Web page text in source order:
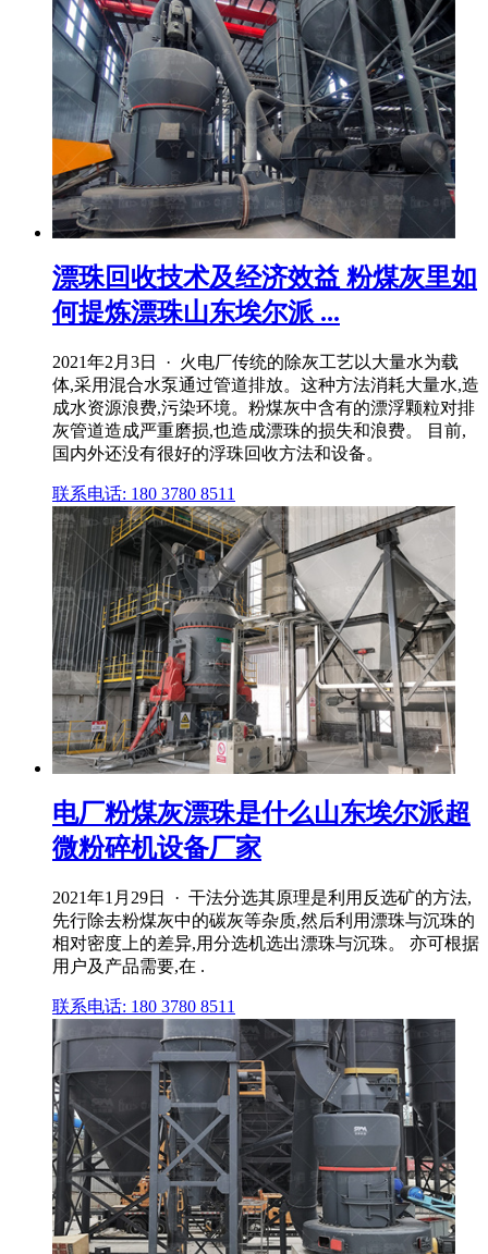
漂珠回收技术及经济效益 粉煤灰里如
何提炼漂珠山东埃尔派 ...
2021年2月3日 · 火电厂传统的除灰工艺以大量水为载
体,采用混合水泵通过管道排放。这种方法消耗大量水,造
成水资源浪费,污染环境。粉煤灰中含有的漂浮颗粒对排
灰管道造成严重磨损,也造成漂珠的损失和浪费。 目前,
国内外还没有很好的浮珠回收方法和设备。
联系电话: 180 3780 8511
电厂粉煤灰漂珠是什么山东埃尔派超
微粉碎机设备厂家
2021年1月29日 · 干法分选其原理是利用反选矿的方法,
先行除去粉煤灰中的碳灰等杂质,然后利用漂珠与沉珠的
相对密度上的差异,用分选机选出漂珠与沉珠。 亦可根据
用户及产品需要,在 .
联系电话: 180 3780 8511